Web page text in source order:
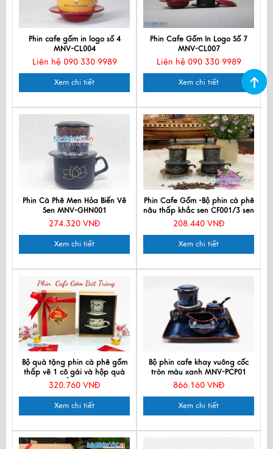
Phin cafe gốm in logo số 4
MNV-CL004
Liên hệ 090 330 9989
Xem chi tiết
Phin Cafe Gốm In Logo Số 7
MNV-CL007
Liên hệ 090 330 9989
Xem chi tiết
Phin Cà Phê Men Hỏa Biến Vẽ
Sen MNV-GHN001
274.320 VNĐ
Xem chi tiết
Phin Cafe Gốm -Bộ phin cà phê
nâu thấp khắc sen CF001/3 sen
208.440 VNĐ
Xem chi tiết
Bộ quà tặng phin cà phê gốm
thấp vẽ 1 cô gái và hộp quà
tặng cao cấp CBCFVH004.4
320.760 VNĐ
Xem chi tiết
Bộ phin cafe khay vuông cốc
tròn màu xanh MNV-PCP01
866.160 VNĐ
Xem chi tiết